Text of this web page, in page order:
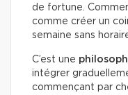
de fortune.
comme créer un
semaine sans
C’est une
intégrer
commençant par